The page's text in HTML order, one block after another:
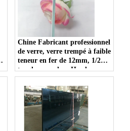
Chine Fabricant professionnel
de verre, verre trempé à faible
teneur en fer de 12mm, 1/2
toughsuper clear Harden
Glass